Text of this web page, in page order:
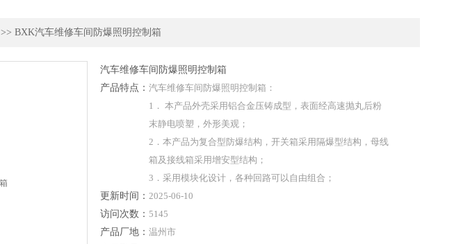
>> BXK汽车维修车间防爆照明控制箱
汽车维修车间防爆照明控制箱
产品特点： 汽车维修车间防爆照明控制箱：
1． 本产品外壳采用铝合金压铸成型，表面经高速抛丸后粉
末静电喷塑，外形美观；
2．本产品为复合型防爆结构，开关箱采用隔爆型结构，母线
箱及接线箱采用增安型结构；
3．采用模块化设计，各种回路可以自由组合；
更新时间： 2025-06-10
访问次数： 5145
产品厂地： 温州市